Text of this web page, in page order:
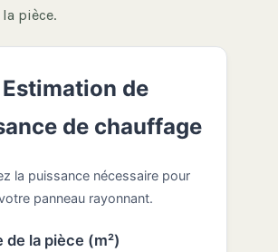
pièce.
Estimation de
de chauffage
la puissance nécessaire pour
panneau rayonnant.
de la pièce (m²)